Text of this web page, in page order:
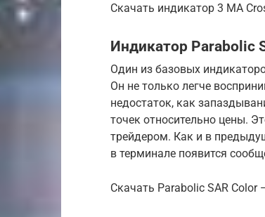
Скачать индикатор 3 MA
Индикатор Parabolic
Один из базовых
Он не только легче
недостаток, как
точек относительно цены.
трейдером. Как и в
в терминале появится
Скачать Parabolic SAR Color